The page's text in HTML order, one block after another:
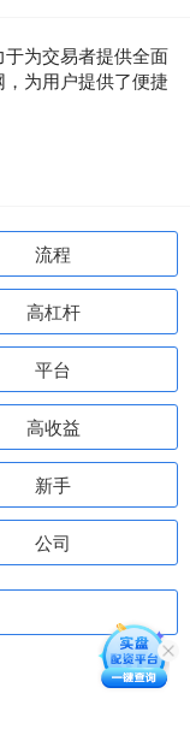
为交易者提供全面
为用户提供了便捷
流程
高杠杆
平台
高收益
新手
公司